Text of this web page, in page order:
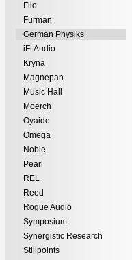
Fiio
Furman
German Physiks
iFi Audio
Kryna
Magnepan
Music Hall
Moerch
Oyaide
Omega
Noble
Pearl
REL
Reed
Rogue Audio
Symposium
Synergistic Research
Stillpoints